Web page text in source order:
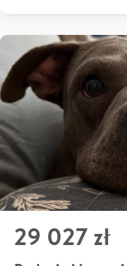
29 027 zł